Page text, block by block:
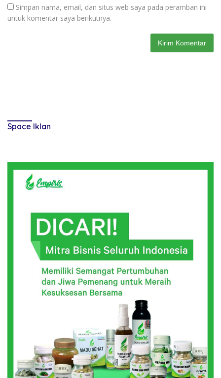
Simpan nama, email, dan situs web saya pada peramban ini
untuk komentar saya berikutnya.
Space Iklan